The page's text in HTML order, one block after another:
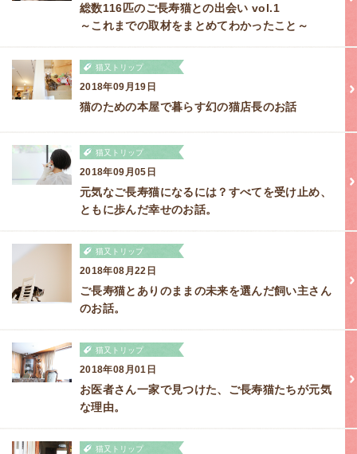
総数116匹のご長寿猫との出会い vol.1
～これまでの取材をまとめてわかったこと～
猫又トリップ
2018年09月19日
猫のための本屋で暮らす幻の猫店長のお話
猫又トリップ
2018年09月05日
元気なご長寿猫になるには？すべてを受け止め、
ともに歩んだ幸せのお話。
猫又トリップ
2018年08月22日
ご長寿猫とありのままの未来を選んだ飼い主さん
のお話。
猫又トリップ
2018年08月01日
お医者さん一家で見つけた、ご長寿猫たちが元気
な理由。
猫又トリップ